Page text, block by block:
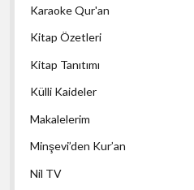
Karaoke Qur'an
Kitap Özetleri
Kitap Tanıtımı
Külli Kaideler
Makalelerim
Minşevi’den Kur’an
Nil TV